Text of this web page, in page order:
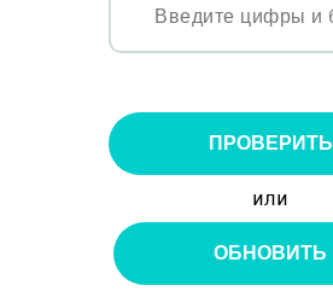
ПРОВЕРИТЬ
или
ОБНОВИТЬ